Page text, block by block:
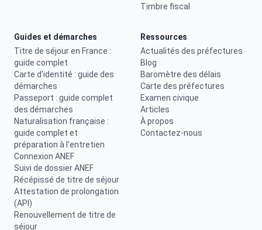
Timbre fiscal
Guides et démarches
Titre de séjour en France :
guide complet
Carte d'identité : guide des
démarches
Passeport : guide complet
des démarches
Naturalisation française :
guide complet et
préparation à l'entretien
Connexion ANEF
Suivi de dossier ANEF
Récépissé de titre de séjour
Attestation de prolongation
(API)
Renouvellement de titre de
séjour
Ressources
Actualités des préfectures
Blog
Baromètre des délais
Carte des préfectures
Examen civique
Articles
À propos
Contactez-nous